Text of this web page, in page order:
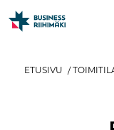
ETUSIVU /